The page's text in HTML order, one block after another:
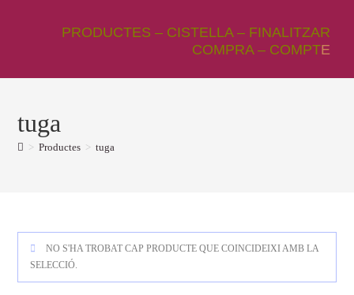
PRODUCTES – CISTELLA– FINALITZAR
COMPRA– COMPTE
tuga
> Productes > tuga
NO S'HA TROBAT CAP PRODUCTE QUE COINCIDEIXI AMB LA
SELECCIÓ.